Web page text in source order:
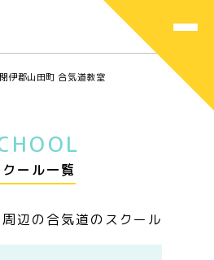
伊郡山田町 合気道教室
クール一覧
辺の合気道のスクール